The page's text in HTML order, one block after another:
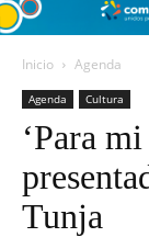
Inicio Agenda
Agenda Cultura
‘Para
Tunja